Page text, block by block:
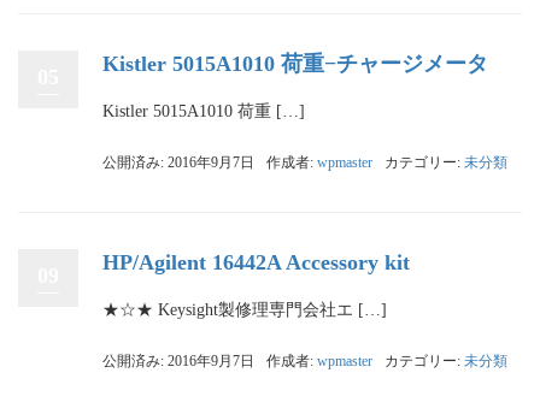
Kistler 5015A1010 荷重−チャージメータ
Kistler 5015A1010 荷重 […]
公開済み: 2016年9月7日 作成者: wpmaster カテゴリー: 未分類
HP/Agilent 16442A Accessory kit
★☆★ Keysight製修理専門会社エ […]
公開済み: 2016年9月7日 作成者: wpmaster カテゴリー: 未分類